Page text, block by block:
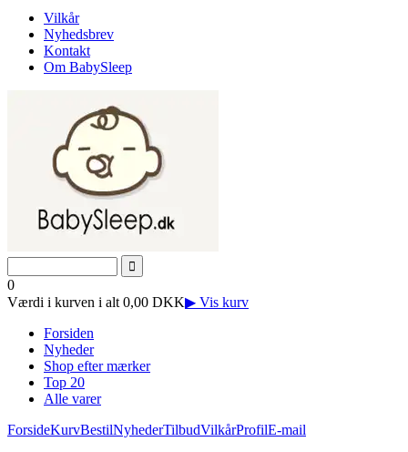
Vilkår
Nyhedsbrev
Kontakt
Om BabySleep
0
Værdi i kurven i alt 0,00 DKK▶ Vis kurv
Forsiden
Nyheder
Shop efter mærker
Top 20
Alle varer
ForsideKurvBestilNyhederTilbudVilkårProfilE-mail